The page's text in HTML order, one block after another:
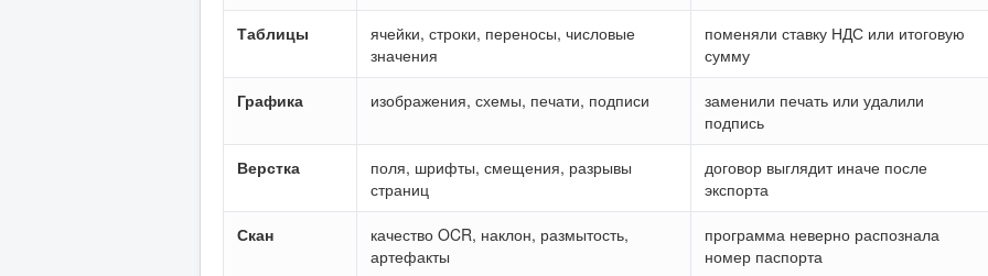
Таблицы
ячейки, строки, переносы, числовые
значения
поменяли ставку НДС или итоговую
сумму
Графика изображения, схемы, печати, подписи
заменили печать или удалили
подпись
Верстка
поля, шрифты, смещения, разрывы
страниц
договор выглядит иначе после
экспорта
Скан
качество OCR, наклон, размытость,
артефакты
программа неверно распознала
номер паспорта